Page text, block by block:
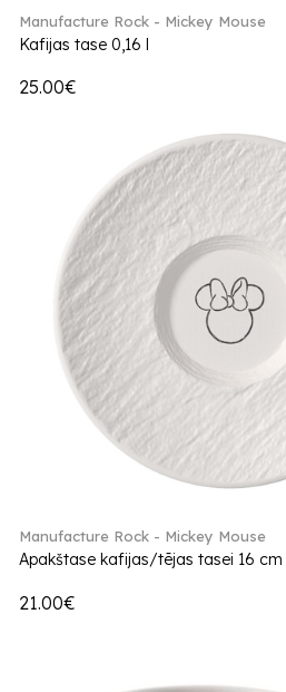
Manufacture Rock - Mickey Mouse
Kafijas tase 0,16 l
25.00€
Manufacture Rock - Mickey Mouse
Apakštase kafijas/tējas tasei 16 cm
21.00€